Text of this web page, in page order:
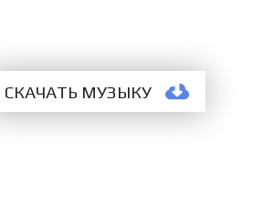
СКАЧАТЬ МУЗЫКУ